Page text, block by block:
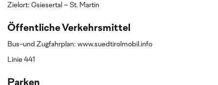
Zielort: Gsiesertal – St. Martin
Öffentliche Verkehrsmittel
Bus-und Zugfahrplan: www.suedtirolmobil.info
Linie 441